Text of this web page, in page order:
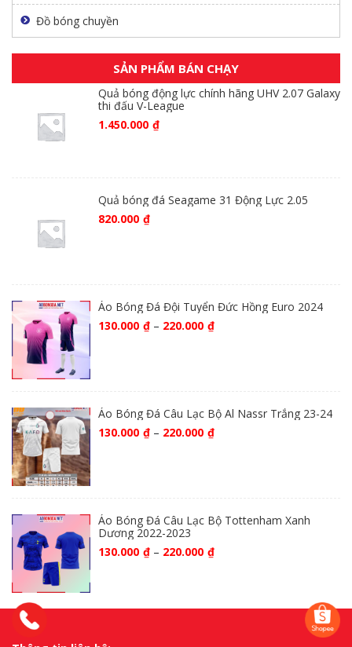
Đồ bóng chuyền
SẢN PHẨM BÁN CHẠY
Quả bóng động lực chính hãng UHV 2.07 Galaxy
thi đấu V-League
1.450.000 ₫
Quả bóng đá Seagame 31 Động Lực 2.05
820.000 ₫
Áo Bóng Đá Đội Tuyển Đức Hồng Euro 2024
130.000 ₫ – 220.000 ₫
Áo Bóng Đá Câu Lạc Bộ Al Nassr Trắng 23-24
130.000 ₫ – 220.000 ₫
Áo Bóng Đá Câu Lạc Bộ Tottenham Xanh
Dương 2022-2023
130.000 ₫ – 220.000 ₫